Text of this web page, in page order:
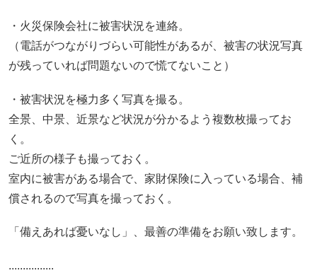
・火災保険会社に被害状況を連絡。
（電話がつながりづらい可能性があるが、被害の状況写真
が残っていれば問題ないので慌てないこと）
・被害状況を極力多く写真を撮る。
全景、中景、近景など状況が分かるよう複数枚撮ってお
く。
ご近所の様子も撮っておく。
室内に被害がある場合で、家財保険に入っている場合、補
償されるので写真を撮っておく。
「備えあれば憂いなし」、最善の準備をお願い致します。
................